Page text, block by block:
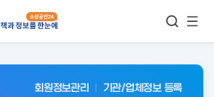
보기
회원정보관리 기관/업체정보 등록